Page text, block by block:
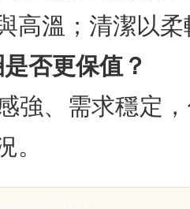
高溫；清潔以
否更保值？
強、需求穩定
。